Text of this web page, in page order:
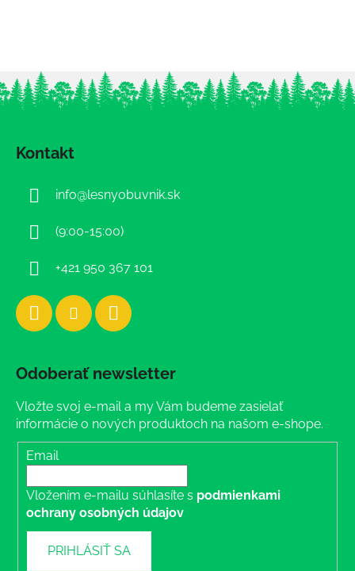
Kontakt
info@lesnyobuvnik.sk
(9:00-15:00)
+421 950 367 101
Odoberať newsletter
Vložte svoj e-mail a my Vám budeme zasielať
informácie o nových produktoch na našom e-shope.
Email
Vložením e-mailu súhlasíte s podmienkami
ochrany osobných údajov
PRIHLÁSIŤ SA